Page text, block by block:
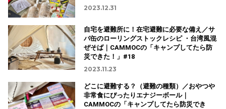
2023.12.31
自宅を避難所に！在宅避難に必要な備え／サ
バ缶のローリングストックレシピ ・台湾風混
ぜそば｜CAMMOCの「キャンプしてたら防
災できた！」#18
2023.11.23
どこに避難する？（避難の種類）／おやつや
非常食にぴったりエナジーボール｜
CAMMOCの「キャンプしてたら防災でき